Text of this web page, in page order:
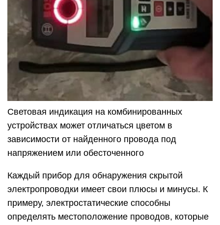
Световая индикация на комбинированных
устройствах может отличаться цветом в
зависимости от найденного провода под
напряжением или обесточенного
Каждый прибор для обнаружения скрытой
электропроводки имеет свои плюсы и минусы. К
примеру, электростатические способны
определять местоположение проводов, которые